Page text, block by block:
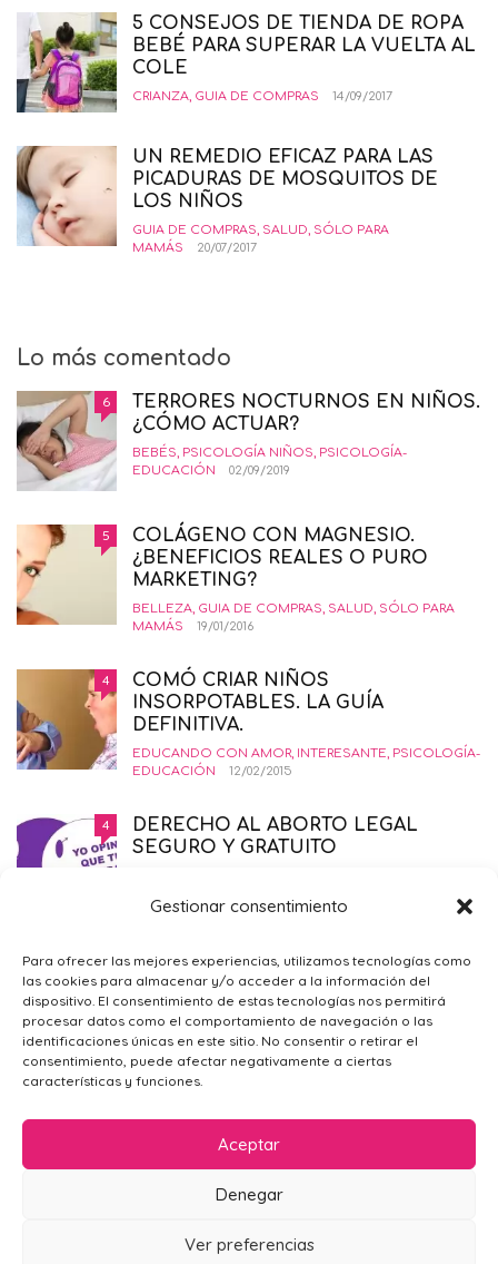
Gestionar consentimiento
Para ofrecer las mejores experiencias, utilizamos tecnologías como
las cookies para almacenar y/o acceder a la información del
dispositivo. El consentimiento de estas tecnologías nos permitirá
procesar datos como el comportamiento de navegación o las
identificaciones únicas en este sitio. No consentir o retirar el
consentimiento, puede afectar negativamente a ciertas
características y funciones.
Aceptar
Denegar
Ver preferencias
5 CONSEJOS DE TIENDA DE ROPA
BEBÉ PARA SUPERAR LA VUELTA AL
COLE
CRIANZA, GUIA DE COMPRAS 14/09/2017
UN REMEDIO EFICAZ PARA LAS
PICADURAS DE MOSQUITOS DE
LOS NIÑOS
GUIA DE COMPRAS, SALUD, SÓLO PARA
MAMÁS
20/07/2017
Lo más comentado
6
TERRORES NOCTURNOS EN NIÑOS.
¿CÓMO ACTUAR?
BEBÉS, PSICOLOGÍA NIÑOS, PSICOLOGÍA-
EDUCACIÓN
02/09/2019
5
COLÁGENO CON MAGNESIO.
¿BENEFICIOS REALES O PURO
MARKETING?
BELLEZA, GUIA DE COMPRAS, SALUD, SÓLO PARA
MAMÁS
19/01/2016
4
COMÓ CRIAR NIÑOS
INSORPOTABLES. LA GUÍA
DEFINITIVA.
EDUCANDO CON AMOR, INTERESANTE, PSICOLOGÍA-
EDUCACIÓN
12/02/2015
4
DERECHO AL ABORTO LEGAL
SEGURO Y GRATUITO
4 ¿POR QUÉ ME SIENTO TRISTE?
PSICOLOGÍA GENERAL,SÓLO PARA
MAMÁS
09/02/2016
POLÍTICA DE COOKIES (UE)